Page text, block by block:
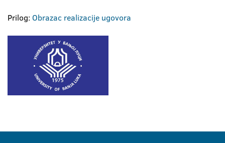
Prilog: Obrazac realizacije ugovora